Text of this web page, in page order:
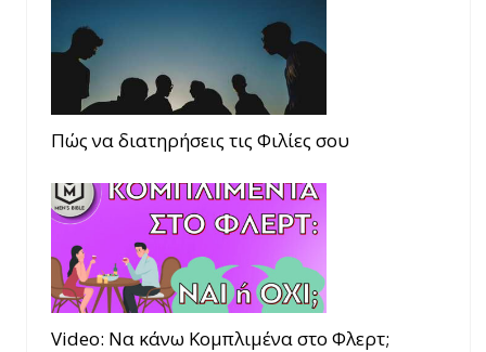
Πώς να διατηρήσεις τις Φιλίες σου
Video: Να κάνω Κομπλιμένα στο Φλερτ;